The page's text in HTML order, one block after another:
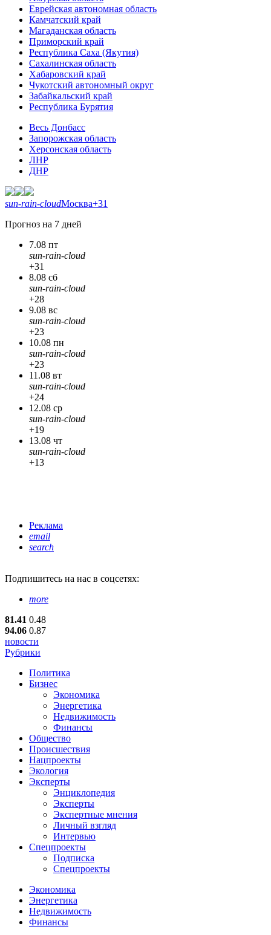
Еврейская автономная область
Камчатский край
Магаданская область
Приморский край
Республика Саха (Якутия)
Сахалинская область
Хабаровский край
Чукотский автономный округ
Забайкальский край
Республика Бурятия
Весь Донбасс
Запорожская область
Херсонская область
ЛНР
ДНР
sun-rain-cloudМосква+31
Прогноз на 7 дней
7.08 пт
sun-rain-cloud
+31
8.08 сб
sun-rain-cloud
+28
9.08 вс
sun-rain-cloud
+23
10.08 пн
sun-rain-cloud
+23
11.08 вт
sun-rain-cloud
+24
12.08 ср
sun-rain-cloud
+19
13.08 чт
sun-rain-cloud
+13
Реклама
email
search
Подпишитесь на нас в соцсетях:
more
81.41 0.48
94.06 0.87
новости
Рубрики
Политика
Бизнес
Экономика
Энергетика
Недвижимость
Финансы
Общество
Происшествия
Нацпроекты
Экология
Эксперты
Энциклопедия
Эксперты
Экспертные мнения
Личный взгляд
Интервью
Спецпроекты
Подписка
Спецпроекты
Экономика
Энергетика
Недвижимость
Финансы